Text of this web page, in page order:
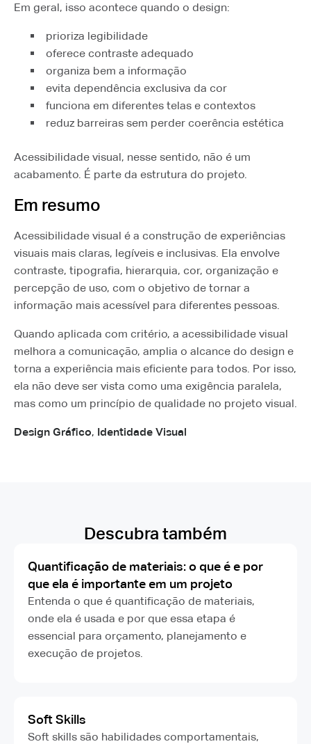
Em geral, isso acontece quando o design:
prioriza legibilidade
oferece contraste adequado
organiza bem a informação
evita dependência exclusiva da cor
funciona em diferentes telas e contextos
reduz barreiras sem perder coerência estética
Acessibilidade visual, nesse sentido, não é um
acabamento. É parte da estrutura do projeto.
Em resumo
Acessibilidade visual é a construção de experiências
visuais mais claras, legíveis e inclusivas. Ela envolve
contraste, tipografia, hierarquia, cor, organização e
percepção de uso, com o objetivo de tornar a
informação mais acessível para diferentes pessoas.
Quando aplicada com critério, a acessibilidade visual
melhora a comunicação, amplia o alcance do design e
torna a experiência mais eficiente para todos. Por isso,
ela não deve ser vista como uma exigência paralela,
mas como um princípio de qualidade no projeto visual.
Design Gráfico, Identidade Visual
Descubra também
Quantificação de materiais: o que é e por
que ela é importante em um projeto
Entenda o que é quantificação de materiais,
onde ela é usada e por que essa etapa é
essencial para orçamento, planejamento e
execução de projetos.
Soft Skills
Soft skills são habilidades comportamentais,